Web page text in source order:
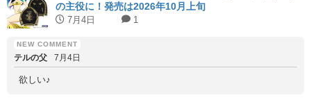
の主役に！発売は2026年10月上旬
7月4日 1
テルの父 7月4日
欲しい♪